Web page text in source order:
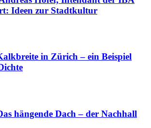
Ideen zur Stadtkultur
in Zürich – ein Beispiel
hängende Dach – der Nachhall